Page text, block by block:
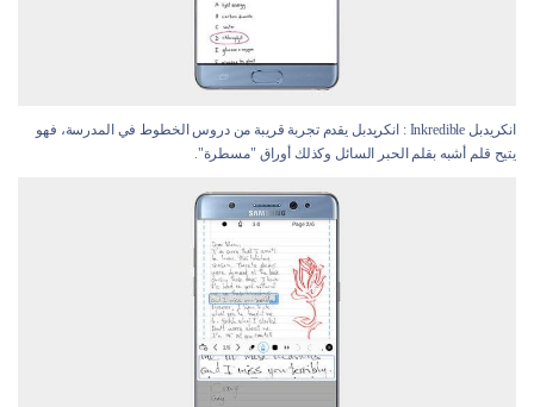
انكريدبل Inkredible : انكريدبل يقدم تجربة قريبة من دروس الخطوط في المدرسة، فهو
يتيح قلم أشبه بقلم الحبر السائل وكذلك أوراق "مسطرة".